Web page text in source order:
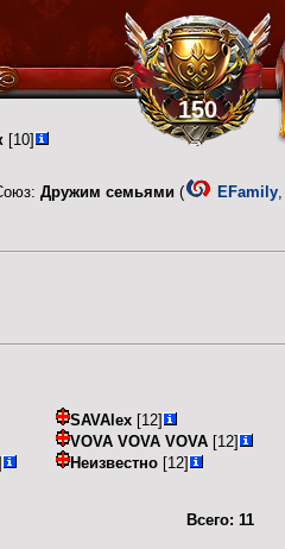
150
[10]
Дружим семьями ( EFamily,
SAVAlex [12]
VOVA VOVA VOVA [12]
Неизвестно [12]
Всего: 11